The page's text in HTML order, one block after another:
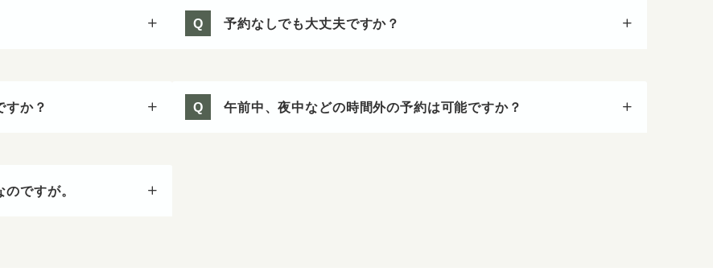
Q 予約なしでも大丈夫ですか？
すか？ Q 午前中、夜中などの時間外の予約は可能ですか？
ですが。